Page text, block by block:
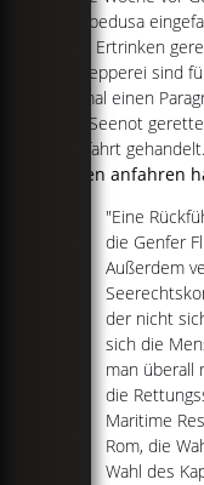
Lampedusa
dem Ertrinken
Schlepperei sind
einmal einen
aus Seenot
Seefahrt gehandelt.
Hafen anfahren
"Eine
die Genfer
Außerdem
der nicht
sich die
man überall
die
Maritime
Rom, die
Wahl des